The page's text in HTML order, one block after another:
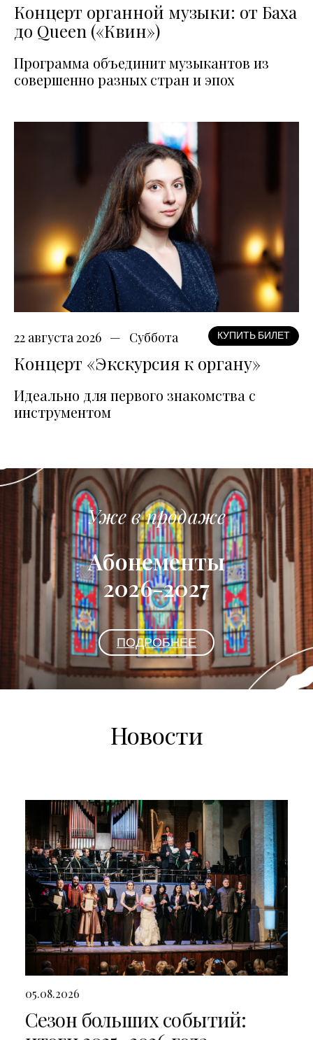
Концерт органной музыки: от Баха
до Queen («Квин»)
Программа объединит музыкантов из
совершенно разных стран и эпох
22 августа 2026 Суббота КУПИТЬ БИЛЕТ
Концерт «Экскурсия к органу»
Идеально для первого знакомства с
инструментом
Уже в продаже
Абонементы
2026-2027
ПОДРОБНЕЕ
Новости
05.08.2026
Сезон больших событий: